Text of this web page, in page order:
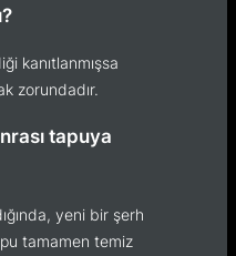
kanıtlanmışsa
zorundadır.
tapuya
yeni bir şerh
tamamen temiz